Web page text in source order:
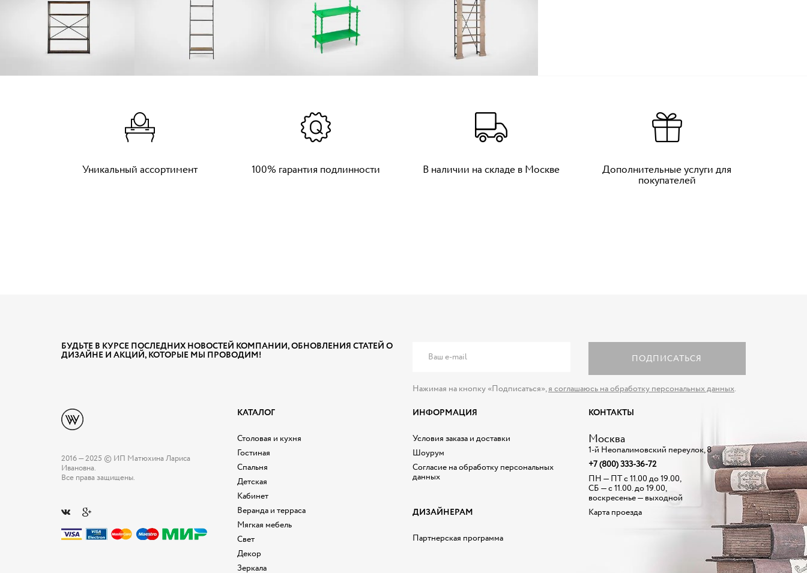
Уникальный ассортимент 100% гарантия подлинности В наличии на складе в Москве Дополнительные услуги для
покупателей
БУДЬТЕ В КУРСЕ ПОСЛЕДНИХ НОВОСТЕЙ КОМПАНИИ, ОБНОВЛЕНИЯ СТАТЕЙ О
ДИЗАЙНЕ И АКЦИЙ, КОТОРЫЕ МЫ ПРОВОДИМ! ПОДПИСАТЬСЯ
Нажимая на кнопку «Подписаться»,я соглашаюсь на обработку персональных данных.
2016 — 2025 © ИП Матюхина Лариса
Ивановна.
Все права защищены.
КАТАЛОГ
Столовая и кухня
Гостиная
Спальня
Детская
Кабинет
Веранда и терраса
Мягкая мебель
Свет
Декор
Зеркала
ИНФОРМАЦИЯ
Условия заказа и доставки
Шоурум
Согласие на обработку персональных
данных
ДИЗАЙНЕРАМ
Партнерская программа
КОНТАКТЫ
Москва
1-й Неопалимовский переулок, 8
+7 (800) 333-36-72
ПН — ПТ с 11.00 до 19.00,
СБ — с 11.00. до 19.00,
воскресенье — выходной
Карта проезда